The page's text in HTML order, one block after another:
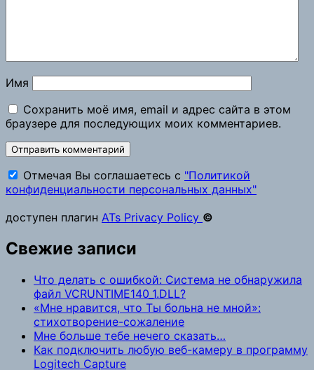
Имя
Сохранить моё имя, email и адрес сайта в этом
браузере для последующих моих комментариев.
Отмечая Вы соглашаетесь с "Политикой
конфиденциальности персональных данных"
доступен плагин ATs Privacy Policy ©
Свежие записи
Что делать с ошибкой: Система не обнаружила
файл VCRUNTIME140_1.DLL?
«Мне нравится, что Ты больна не мной»:
стихотворение-сожаление
Мне больше тебе нечего сказать…
Как подключить любую веб-камеру в программу
Logitech Capture